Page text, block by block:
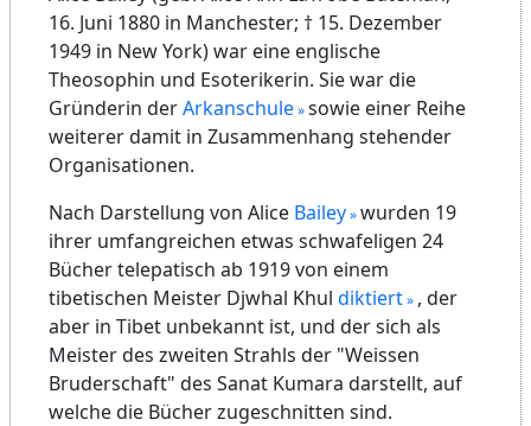
16. Juni 1880 in Manchester; † 15. Dezember
1949 in New York) war eine englische
Theosophin und Esoterikerin. Sie war die
Gründerin derArkanschule sowie einer Reihe
weiterer damit in Zusammenhang stehender
Organisationen.
Nach Darstellung von Alice Bailey wurden 19
ihrer umfangreichen etwas schwafeligen 24
Bücher telepatisch ab 1919 von einem
tibetischen Meister Djwhal Khul diktiert , der
aber in Tibet unbekannt ist, und der sich als
Meister des zweiten Strahls der "Weissen
Bruderschaft" des Sanat Kumara darstellt, auf
welche die Bücher zugeschnitten sind.